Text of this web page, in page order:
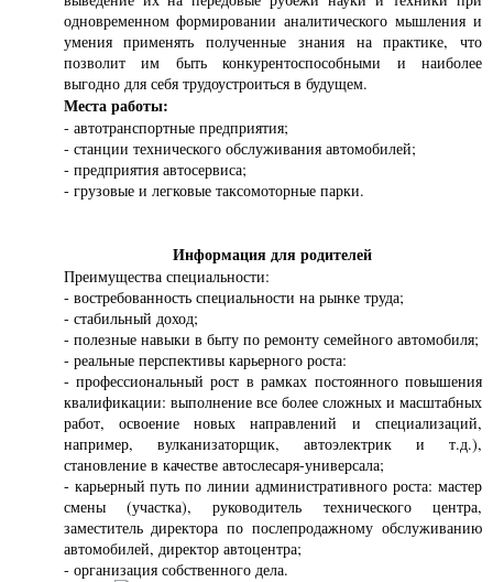
одновременном формировании аналитического мышления и
умения применять полученные знания на практике, что
позволит им быть конкурентоспособными и наиболее
выгодно для себя трудоустроиться в будущем.
Места работы:
- автотранспортные предприятия;
- станции технического обслуживания автомобилей;
- предприятия автосервиса;
- грузовые и легковые таксомоторные парки.
Информация для родителей
Преимущества специальности:
- востребованность специальности на рынке труда;
- стабильный доход;
- полезные навыки в быту по ремонту семейного автомобиля;
- реальные перспективы карьерного роста:
- профессиональный рост в рамках постоянного повышения
квалификации: выполнение все более сложных и масштабных
работ, освоение новых направлений и специализаций,
например, вулканизаторщик, автоэлектрик и т.д.),
становление в качестве автослесаря-универсала;
- карьерный путь по линии административного роста: мастер
смены (участка), руководитель технического центра,
заместитель директора по послепродажному обслуживанию
автомобилей, директор автоцентра;
- организация собственного дела.